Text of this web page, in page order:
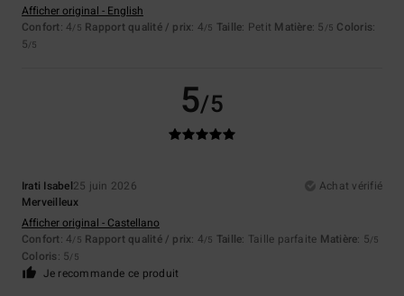
Afficher original - English
Confort: 4/5 Rapport qualité / prix: 4/5 Taille: Petit Matière: 5 /5 Coloris:
5/5
5/5
Irati Isabel25 juin 2026
Achat vérifié
Merveilleux
Afficher original - Castellano
Confort: 4/5 Rapport qualité / prix: 4/5 Taille: Taille parfaite Matière: 5/5
Coloris: 5/5
Je recommande ce produit